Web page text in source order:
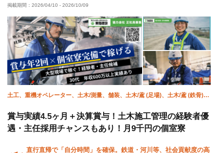
掲載期間： 2026/04/10 - 2026/10/09
土工、重機オペレーター、土木/測量、舗装、土木/鳶 (足場)、土木/鳶 (鉄骨)、
賞与実績4.5ヶ月＋決算賞与！土木施工管理の経験者優
遇・主任採用チャンスもあり！月9千円の個室寮
直行直帰で「自分時間」を確保。鉄道・河川等、社会貢献度の高